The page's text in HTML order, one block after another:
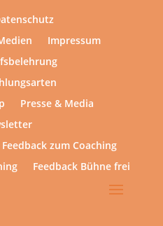
Impressum
Presse & Media
Feedback zum Coaching
Feedback Bühne frei